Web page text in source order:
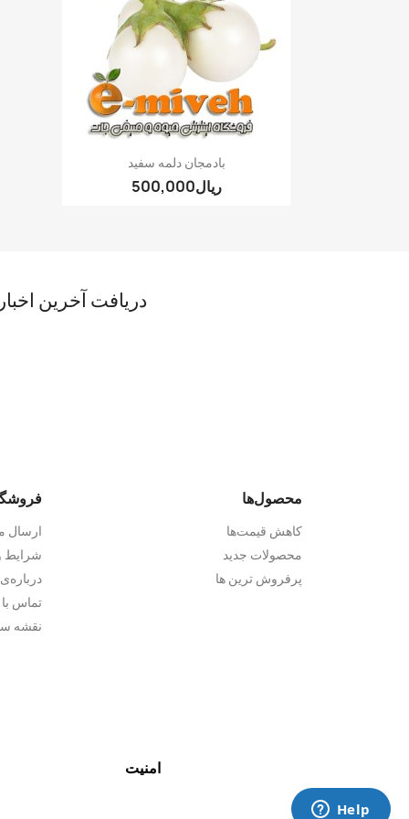
بادمجان دلمه سفید
‎ریال500,000
نمایش سریع
دریافت آخرین
محصول‌ها
کاهش قیمت‌ها
محصولات جدید
پرفروش ترین ها
ارسال
شرایط
تماس با
نقشه
امنیت